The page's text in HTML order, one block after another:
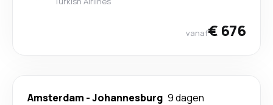
vanaf€ 676
Amsterdam -Johannesburg 9 dagen